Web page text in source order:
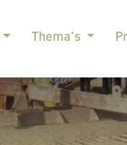
Thema’s